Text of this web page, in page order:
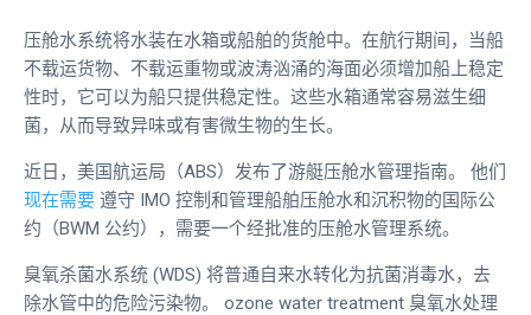
压舱水系统将水装在水箱或船舶的货舱中。在航行期间，当船
不载运货物、不载运重物或波涛汹涌的海面必须增加船上稳定
性时，它可以为船只提供稳定性。这些水箱通常容易滋生细
菌，从而导致异味或有害微生物的生长。
近日，美国航运局（ABS）发布了游艇压舱水管理指南。 他们
现在需要 遵守 IMO 控制和管理船舶压舱水和沉积物的国际公
约（BWM 公约），需要一个经批准的压舱水管理系统。
臭氧杀菌水系统 (WDS) 将普通自来水转化为抗菌消毒水，去
除水管中的危险污染物。 ozone water treatment 臭氧水处理